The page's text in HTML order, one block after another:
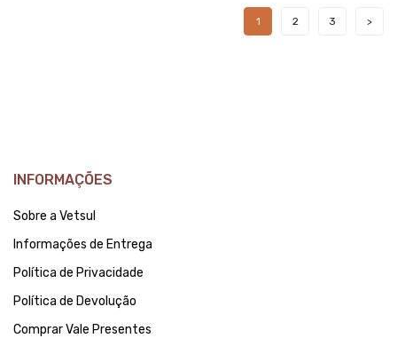
1 2 3
INFORMAÇÕES
Sobre a Vetsul
Informações de Entrega
Política de Privacidade
Política de Devolução
Comprar Vale Presentes